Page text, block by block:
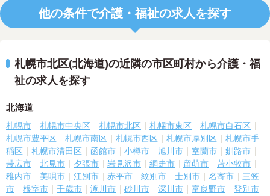
他の条件で介護・福祉の求人を探す
札幌市北区(北海道)の近隣の市区町村から介護・福
祉の求人を探す
北海道
札幌市 札幌市中央区 札幌市北区 札幌市東区
札幌市白石区
札幌市豊平区
札幌市南区 札幌市西区 札幌市厚別区
札幌市手
稲区
札幌市清田区 函館市 小樽市 旭川市 室蘭市
釧路市
帯広市
北見市 夕張市 岩見沢市 網走市 留萌市
苫小牧市
稚内市
美唄市 江別市 赤平市 紋別市 士別市 名寄市
三笠
市
根室市 千歳市 滝川市 砂川市 深川市 富良野市
登別市